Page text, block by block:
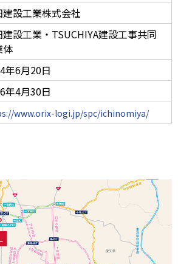
建設工業株式会社
設工業・TSUCHIYA建設工事共同
体
年6月20日
年4月30日
www.orix-logi.jp/spc/ichinomiya/